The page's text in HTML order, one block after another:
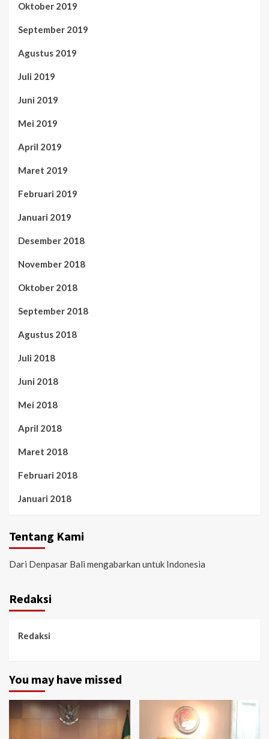
Oktober 2019
September 2019
Agustus 2019
Juli 2019
Juni 2019
Mei 2019
April 2019
Maret 2019
Februari 2019
Januari 2019
Desember 2018
November 2018
Oktober 2018
September 2018
Agustus 2018
Juli 2018
Juni 2018
Mei 2018
April 2018
Maret 2018
Februari 2018
Januari 2018
Tentang Kami
Dari Denpasar Bali mengabarkan untuk Indonesia
Redaksi
Redaksi
You may have missed